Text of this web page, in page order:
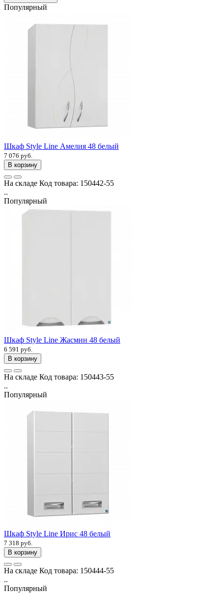
Популярный
Шкаф Style Line Амелия 48 белый
7 076 руб.
В корзину
На складе Код товара: 150442-55
..
Популярный
Шкаф Style Line Жасмин 48 белый
6 591 руб.
В корзину
На складе Код товара: 150443-55
..
Популярный
Шкаф Style Line Ирис 48 белый
7 318 руб.
В корзину
На складе Код товара: 150444-55
..
Популярный